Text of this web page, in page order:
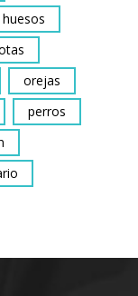
huesos
orejas
perros